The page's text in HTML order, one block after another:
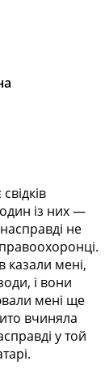
із них —
не
казали мені,
і вони
мені ще
вчиняла
у той